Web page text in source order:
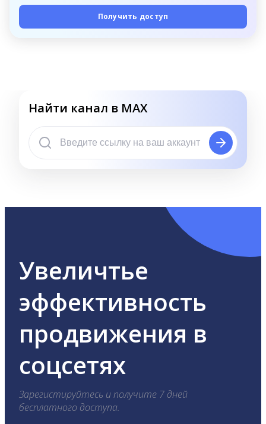
Получить доступ
Найти канал в MAX
Увеличтье
эффективность
продвижения в
соцсетях
Зарегистируйтесь и получите 7 дней
бесплатного доступа.